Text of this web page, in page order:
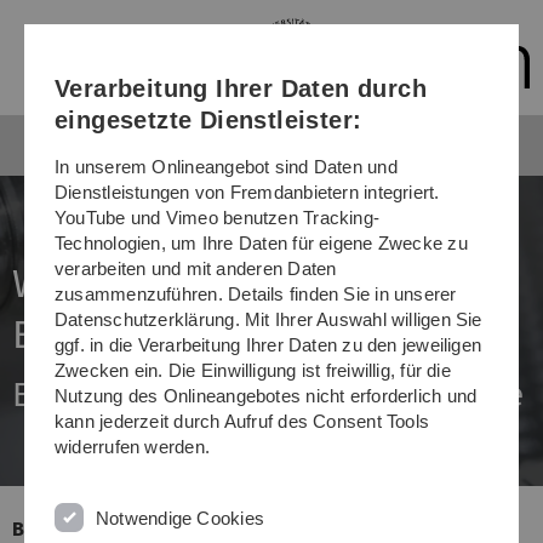
Direkt
Direkt
Direkt
(Sprache,
Drucken,
Media)
Direkt
Direkt
Wir sind ex­zel­lent in der
Bat­te­rie­for­schung!
Erfolg bei der Exzellenzstrategie
Bei der Exzellenzstrategie war die Universität Ulm
Verarbeitung Ihrer Daten durch
eingesetzte Dienstleister:
In unserem Onlineangebot sind Daten und
Dienstleistungen von Fremdanbietern integriert.
YouTube und Vimeo benutzen Tracking-
Technologien, um Ihre Daten für eigene Zwecke zu
verarbeiten und mit anderen Daten
zusammenzuführen. Details finden Sie in unserer
Datenschutzerklärung. Mit Ihrer Auswahl willigen Sie
ggf. in die Verarbeitung Ihrer Daten zu den jeweiligen
Zwecken ein. Die Einwilligung ist freiwillig, für die
Nutzung des Onlineangebotes nicht erforderlich und
kann jederzeit durch Aufruf des Consent Tools
widerrufen werden.
Notwendige Cookies